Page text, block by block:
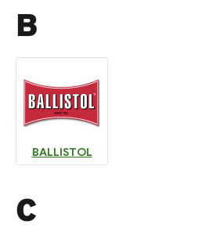
B
BALLISTOL
C